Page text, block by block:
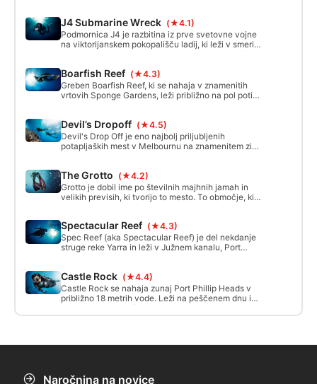
J4 Submarine Wreck (★4.1)
Podmornica J4 je razbitina iz prve svetovne vojne
na viktorijanskem pokopališču ladij, ki leži v smeri
zaradi majhne globine izpostavljena močnim
valovom. Če so razmere primerne, je notranjost
čista in brez mulja ter ponuja enega najboljših
potopov v Melbournu.
Boarfish Reef (★4.3)
Greben Boarfish Reef, ki se nahaja v znamenitih
vrtovih Sponge Gardens, leži približno na pol poti
povečuje v globino do okoli 22 metrov v sistemu
zanimivih skalnih formacij ter previsov in plaval.
Devil’s Dropoff (★4.5)
Devil's Drop Off je eno najbolj priljubljenih
potapljaških mest v Melbournu na znamenitem zidu
številnimi policami, previsi in plavalnimi prehodi.
The Grotto (★4.2)
Grotto je dobil ime po številnih majhnih jamah in
velikih previsih, ki tvorijo to mesto. To območje, ki
postopoma povečuje v globino do približno 23
metrov v sistemu zanimivih skalnih formacij in
previsov.
Spectacular Reef (★4.3)
Spec Reef (aka Spectacular Reef) je del nekdanje
struge reke Yarra in leži v Južnem kanalu, Port
različnih potapljaških mest.
Castle Rock (★4.4)
Castle Rock se nahaja zunaj Port Phillip Heads v
približno 18 metrih vode. Leži na peščenem dnu in
okoli 200 m, ima veliko previsov, sten in plavalnih
Naročnina na novice